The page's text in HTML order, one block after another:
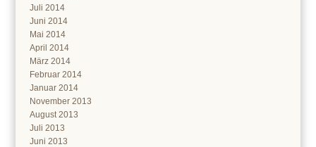
Juli 2014
Juni 2014
Mai 2014
April 2014
März 2014
Februar 2014
Januar 2014
November 2013
August 2013
Juli 2013
Juni 2013